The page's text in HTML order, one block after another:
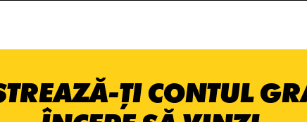
ȚI CONTUL